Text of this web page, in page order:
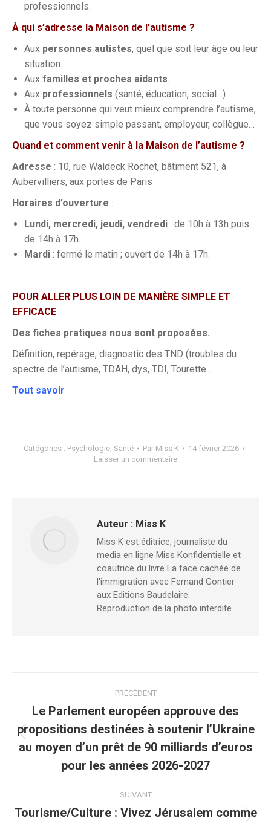
professionnels.
À qui s’adresse la Maison de l’autisme ?
Aux personnes autistes, quel que soit leur âge ou leur
situation.
Aux familles et proches aidants.
Aux professionnels (santé, éducation, social…).
À toute personne qui veut mieux comprendre l’autisme,
que vous soyez simple passant, employeur, collègue…
Quand et comment venir à la Maison de l’autisme ?
Adresse : 10, rue Waldeck Rochet, bâtiment 521, à
Aubervilliers, aux portes de Paris
Horaires d’ouverture :
Lundi, mercredi, jeudi, vendredi : de 10h à 13h puis
de 14h à 17h.
Mardi : fermé le matin ; ouvert de 14h à 17h.
POUR ALLER PLUS LOIN DE MANIÈRE SIMPLE ET
EFFICACE
Des fiches pratiques nous sont proposées.
Définition, repérage, diagnostic des TND (troubles du
spectre de l’autisme, TDAH, dys, TDI, Tourette…
Tout savoir
Catégories : Psychologie, Santé Par Miss K
14 février 2026
Laisser un commentaire
Auteur : Miss K
Miss K est éditrice, journaliste du
media en ligne Miss Konfidentielle et
coautrice du livre La face cachée de
l'immigration avec Fernand Gontier
aux Editions Baudelaire.
Reproduction de la photo interdite.
PRÉCÉDENT
Le Parlement européen approuve des
propositions destinées à soutenir l’Ukraine
au moyen d’un prêt de 90 milliards d’euros
pour les années 2026-2027
SUIVANT
Tourisme/Culture : Vivez Jérusalem comme